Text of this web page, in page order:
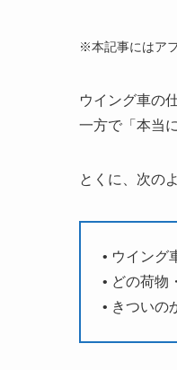
※本記事にはア
ウイング車の
一方で「本当
とくに、次の
• ウイング
• どの荷物
• きついの